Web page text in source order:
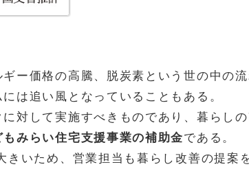
ー価格の高騰、脱炭素という世の中の
は追い風となっていることもある。
対して実施すべきものであり、暮らしの
もみらい住宅支援事業の補助金である。
いため、営業担当も暮らし改善の提案